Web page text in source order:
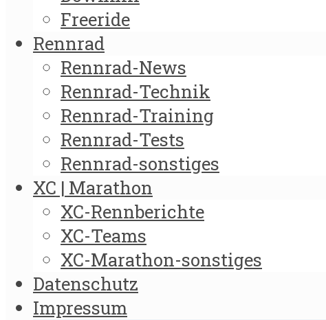
Freeride
Rennrad
Rennrad-News
Rennrad-Technik
Rennrad-Training
Rennrad-Tests
Rennrad-sonstiges
XC | Marathon
XC-Rennberichte
XC-Teams
XC-Marathon-sonstiges
Datenschutz
Impressum